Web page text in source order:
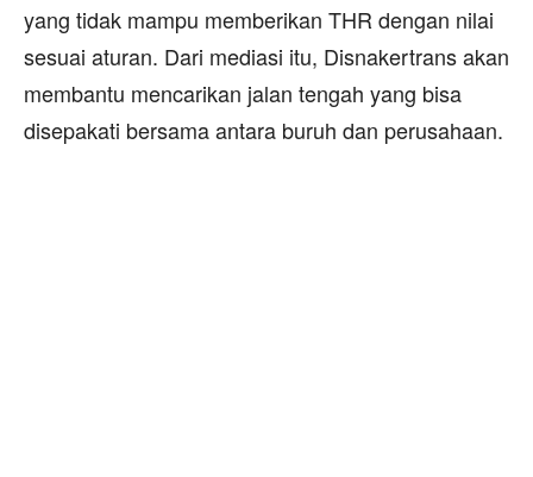
yang tidak mampu memberikan THR dengan nilai
sesuai aturan. Dari mediasi itu, Disnakertrans akan
membantu mencarikan jalan tengah yang bisa
disepakati bersama antara buruh dan perusahaan.